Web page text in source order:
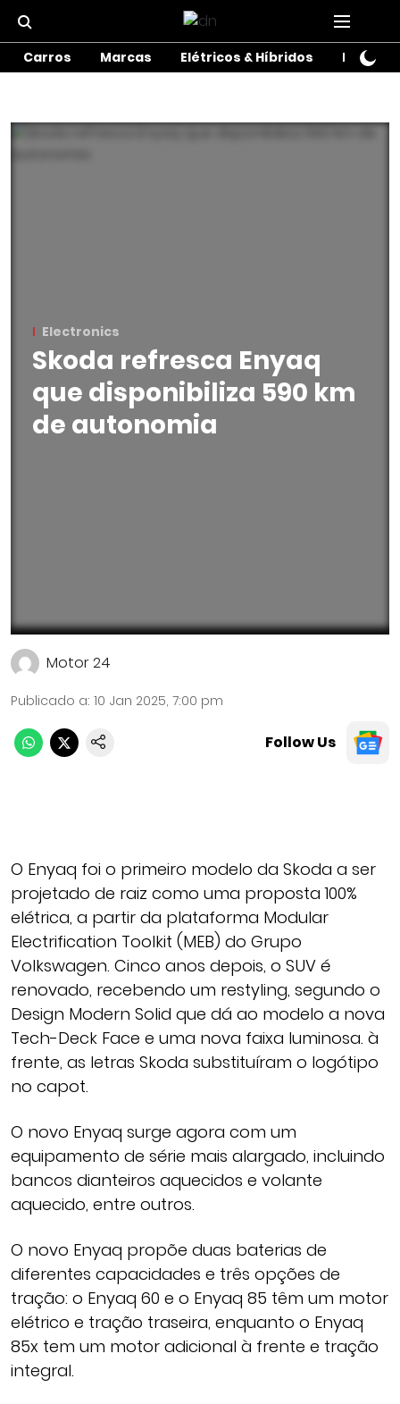
Carros Marcas Elétricos & Híbridos Motos
Electronics
Skoda refresca Enyaq
que disponibiliza 590 km
de autonomia
Motor 24
Publicado a: 10 Jan 2025, 7:00 pm
Follow Us
O Enyaq foi o primeiro modelo da Skoda a ser
projetado de raiz como uma proposta 100%
elétrica, a partir da plataforma Modular
Electrification Toolkit (MEB) do Grupo
Volkswagen. Cinco anos depois, o SUV é
renovado, recebendo um restyling, segundo o
Design Modern Solid que dá ao modelo a nova
Tech-Deck Face e uma nova faixa luminosa. à
frente, as letras Skoda substituíram o logótipo
no capot.
O novo Enyaq surge agora com um
equipamento de série mais alargado, incluindo
bancos dianteiros aquecidos e volante
aquecido, entre outros.
O novo Enyaq propõe duas baterias de
diferentes capacidades e três opções de
tração: o Enyaq 60 e o Enyaq 85 têm um motor
elétrico e tração traseira, enquanto o Enyaq
85x tem um motor adicional à frente e tração
integral.